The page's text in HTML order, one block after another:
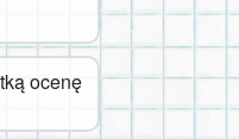
ocenę